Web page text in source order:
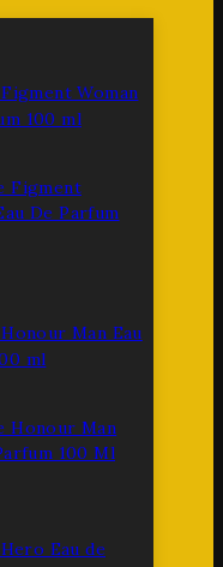
Figment
De Parfum
Honour Man
100 Ml